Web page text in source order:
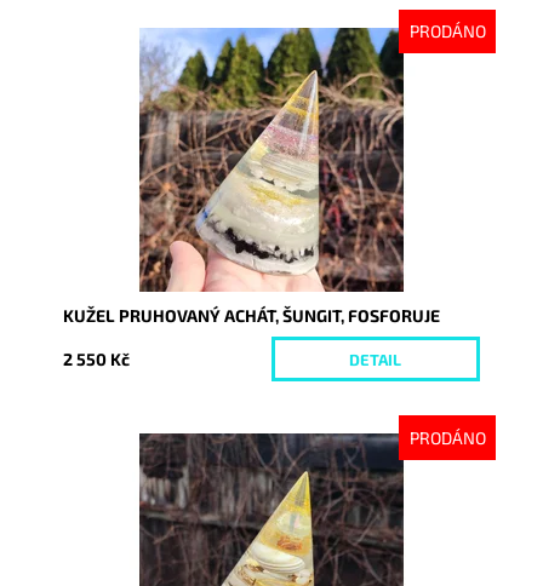
PRODÁNO
Dostupnost:
Vyprodáno
7901
KUŽEL PRUHOVANÝ ACHÁT, ŠUNGIT, FOSFORUJE
2 550 Kč DETAIL
PRODÁNO
Dostupnost:
Vyprodáno
8365